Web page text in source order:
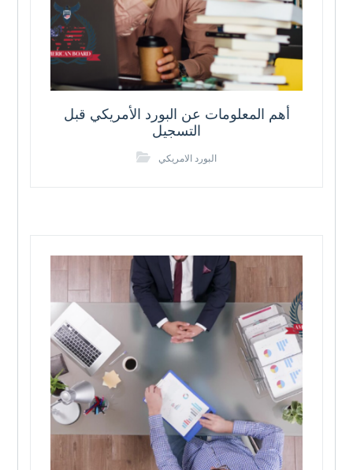
أهم المعلومات عن البورد الأمريكي قبل
التسجيل
البورد الامريكي